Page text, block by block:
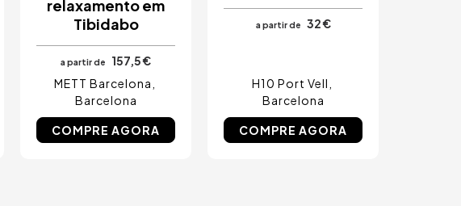
relaxamento em
Tibidabo
a partir de
157,5 €
METT Barcelona
Barcelona
COMPRE AGORA
a partir de 32 €
H10 Port Vell
Barcelona
COMPRE AGORA